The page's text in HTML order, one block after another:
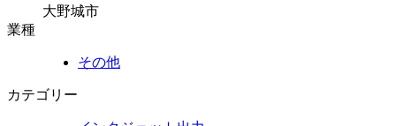
大野城市
業種
その他
カテゴリー